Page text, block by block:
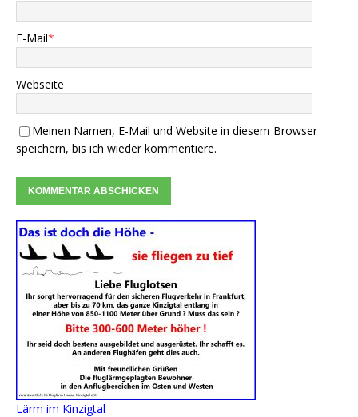
E-Mail*
Webseite
Meinen Namen, E-Mail und Website in diesem Browser
speichern, bis ich wieder kommentiere.
Lärm im Kinzigtal